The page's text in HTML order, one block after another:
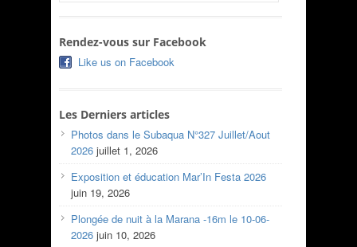
Rendez-vous sur Facebook
Like us on Facebook
Les Derniers articles
Photos dans le Subaqua N°327 Juillet/Aout
2026 juillet 1, 2026
Exposition et éducation Mar’In Festa 2026
juin 19, 2026
Plongée de nuit à la Marana -16m le 10-06-
2026 juin 10, 2026